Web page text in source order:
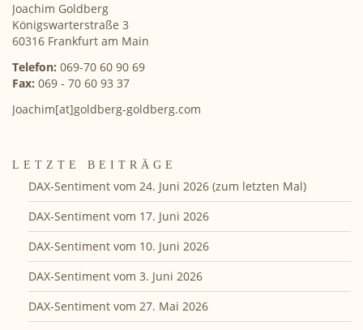
Joachim Goldberg
Königswarterstraße 3
60316 Frankfurt am Main
Telefon: 069-70 60 90 69
Fax: 069 - 70 60 93 37
Joachim[at]goldberg-goldberg.com
LETZTE BEITRÄGE
DAX-Sentiment vom 24. Juni 2026 (zum letzten Mal)
DAX-Sentiment vom 17. Juni 2026
DAX-Sentiment vom 10. Juni 2026
DAX-Sentiment vom 3. Juni 2026
DAX-Sentiment vom 27. Mai 2026